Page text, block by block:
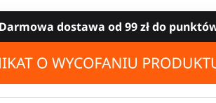
Darmowa dostawa od 99 zł do